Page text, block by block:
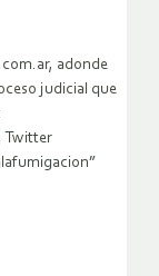
adonde
judicial que
Twitter